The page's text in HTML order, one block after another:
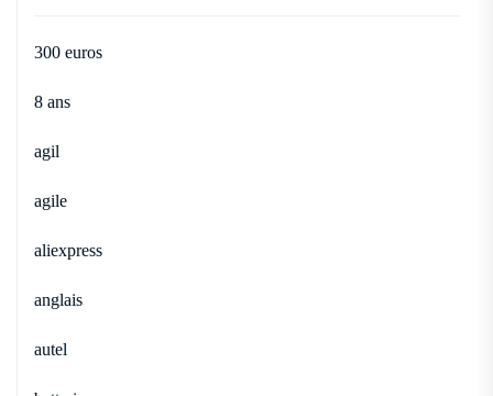
300 euros
8 ans
agil
agile
aliexpress
anglais
autel